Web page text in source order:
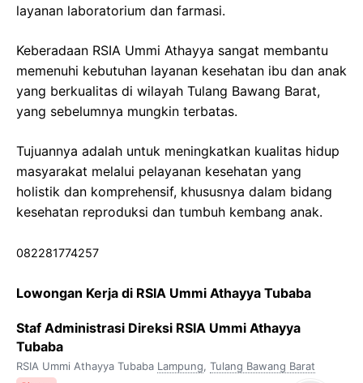
layanan laboratorium dan farmasi.
Keberadaan RSIA Ummi Athayya sangat membantu
memenuhi kebutuhan layanan kesehatan ibu dan anak
yang berkualitas di wilayah Tulang Bawang Barat,
yang sebelumnya mungkin terbatas.
Tujuannya adalah untuk meningkatkan kualitas hidup
masyarakat melalui pelayanan kesehatan yang
holistik dan komprehensif, khususnya dalam bidang
kesehatan reproduksi dan tumbuh kembang anak.
082281774257
Lowongan Kerja di RSIA Ummi Athayya Tubaba
Staf Administrasi Direksi RSIA Ummi Athayya
Tubaba
RSIA Ummi Athayya Tubaba Lampung, Tulang Bawang Barat